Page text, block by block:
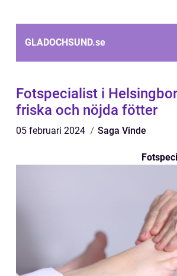
GLADOCHSUND.se
Fotspecialist i
friska och nöjda fötter
05 februari 2024 Saga Vinde